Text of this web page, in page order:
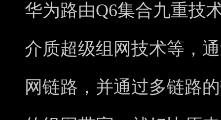
华为路由Q6集合九重技
介质超级组网技术等，
网链路，并通过多链路